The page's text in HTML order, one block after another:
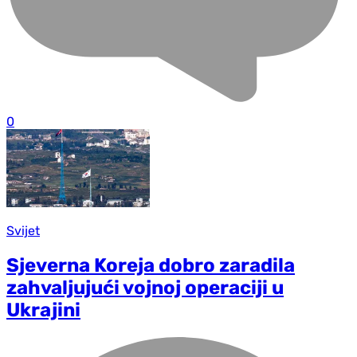
0
Svijet
Sjeverna Koreja dobro zaradila
zahvaljujući vojnoj operaciji u
Ukrajini